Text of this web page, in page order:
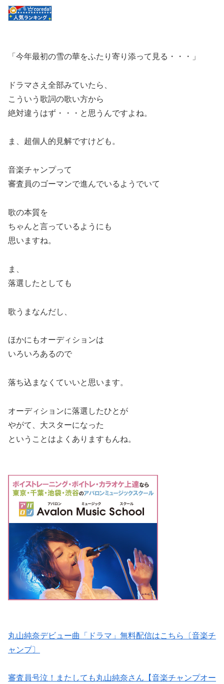
「今年最初の雪の華をふたり寄り添って見る・・・」
ドラマさえ全部みていたら、
こういう歌詞の歌い方から
絶対違うはず・・・と思うんですよね。
ま、超個人的見解ですけども。
音楽チャンプって
審査員のゴーマンで進んでいるようでいて
歌の本質を
ちゃんと言っているようにも
思いますね。
ま、
落選したとしても
歌うまなんだし、
ほかにもオーディションは
いろいろあるので
落ち込まなくていいと思います。
オーディションに落選したひとが
やがて、大スターになった
ということはよくありますもんね。
丸山純奈デビュー曲「ドラマ」無料配信はこちら〔音楽チ
ャンプ〕
審査員号泣！またしても丸山純奈さん【音楽チャンプオー